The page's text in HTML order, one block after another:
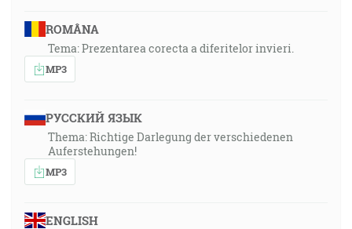
ROMÂNA
Tema: Prezentarea corecta a diferitelor invieri.
MP3
РУССКИЙ ЯЗЫК
Thema: Richtige Darlegung der verschiedenen
Auferstehungen!
MP3
ENGLISH